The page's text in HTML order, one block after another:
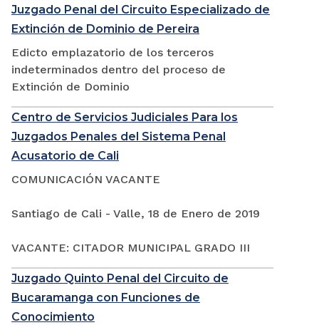
Juzgado Penal del Circuito Especializado de
Extinción de Dominio de Pereira
Edicto emplazatorio de los terceros
indeterminados dentro del proceso de
Extinción de Dominio
Centro de Servicios Judiciales Para los
Juzgados Penales del Sistema Penal
Acusatorio de Cali
COMUNICACIÓN VACANTE
Santiago de Cali - Valle, 18 de Enero de 2019
VACANTE: CITADOR MUNICIPAL GRADO III
Juzgado Quinto Penal del Circuito de
Bucaramanga con Funciones de
Conocimiento